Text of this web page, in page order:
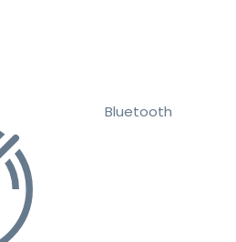
Bluetooth